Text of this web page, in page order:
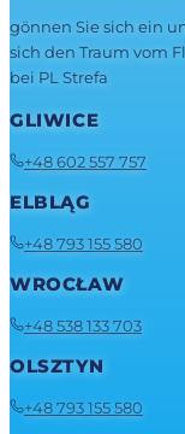
gönnen Sie sich ein
sich den Traum vom
bei PL Strefa
GLIWICE
+48 602 557 757
ELBLĄG
+48 793 155 580
WROCŁAW
+48 538 133 703
OLSZTYN
+48 793 155 580